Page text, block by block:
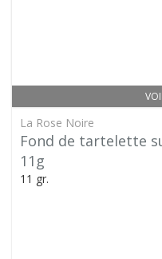
La Rose Noire
Fond de tartelette
11g
11 gr.